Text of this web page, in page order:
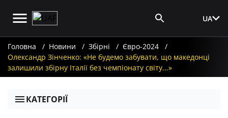
UA
Головна Новини Збірні
Євро-2024
Олександр Зінченко: «Не будемо забувати, що македонці
залишили збірну Італії без чемпіонату світу...»
КАТЕГОРІЇ